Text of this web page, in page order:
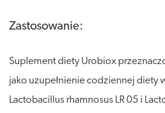
Zastosowanie:
Suplement diety Urobiox
jako uzupełnienie codziennej diety
Lactobacillus rhamnosus LR 05 i